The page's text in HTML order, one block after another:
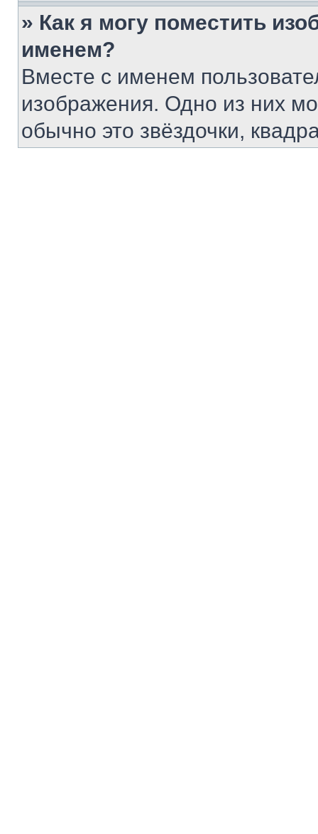
» Как я могу поместить
именем?
Вместе с именем
изображения. Одно из них
обычно это звёздочки,